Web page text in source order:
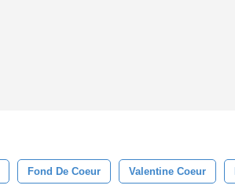
Fond De Coeur Valentine Coeur